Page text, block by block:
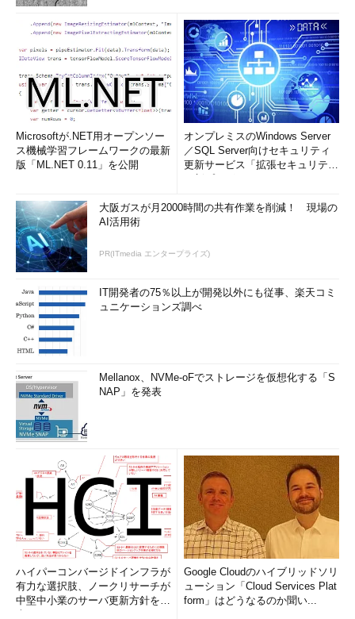
Microsoftが.NET用オープンソー
ス機械学習フレームワークの最新
版「ML.NET 0.11」を公開
オンプレミスのWindows Server
／SQL Server向けセキュリティ
更新サービス「拡張セキュリティ
大阪ガスが月2000時間の共有作業を削減！ 現場の
AI活用術
PR(ITmedia エンタープライズ)
IT開発者の75％以上が開発以外にも従事、楽天コミ
ュニケーションズ調べ
Mellanox、NVMe-oFでストレージを仮想化する「S
NAP」を発表
ハイパーコンバージドインフラが
有力な選択肢、ノークリサーチが
中堅中小業のサーバ更新方針を調
Google Cloudのハイブリッドソリ
ューション「Cloud Services Plat
form」はどうなるのか聞い...